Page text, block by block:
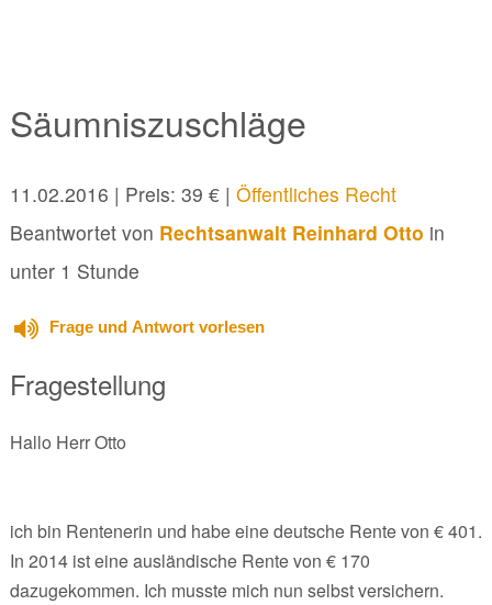
Säumniszuschläge
11.02.2016 | Preis: 39 € | Öffentliches Recht
Beantwortet von Rechtsanwalt Reinhard Otto in
unter 1 Stunde
Frage und Antwort vorlesen
Fragestellung
Hallo Herr Otto
ich bin Rentenerin und habe eine deutsche Rente von € 401.
In 2014 ist eine ausländische Rente von € 170
dazugekommen. Ich musste mich nun selbst versichern.